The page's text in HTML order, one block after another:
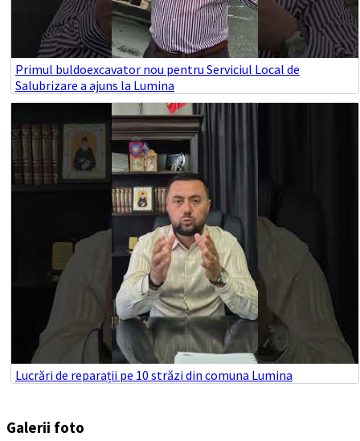
Primul buldoexcavator nou pentru Serviciul Local de
Salubrizare a ajuns la Lumina
Lucrări de reparații pe 10 străzi din comuna Lumina
Galerii foto